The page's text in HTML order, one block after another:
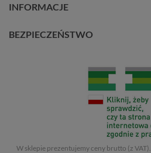
INFORMACJE
BEZPIECZEŃSTWO
W sklepie prezentujemy ceny brutto (z VAT).